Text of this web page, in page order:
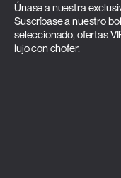
Únase a nuestra
Suscríbase a nuestro
seleccionado, ofertas
lujo con chofer.